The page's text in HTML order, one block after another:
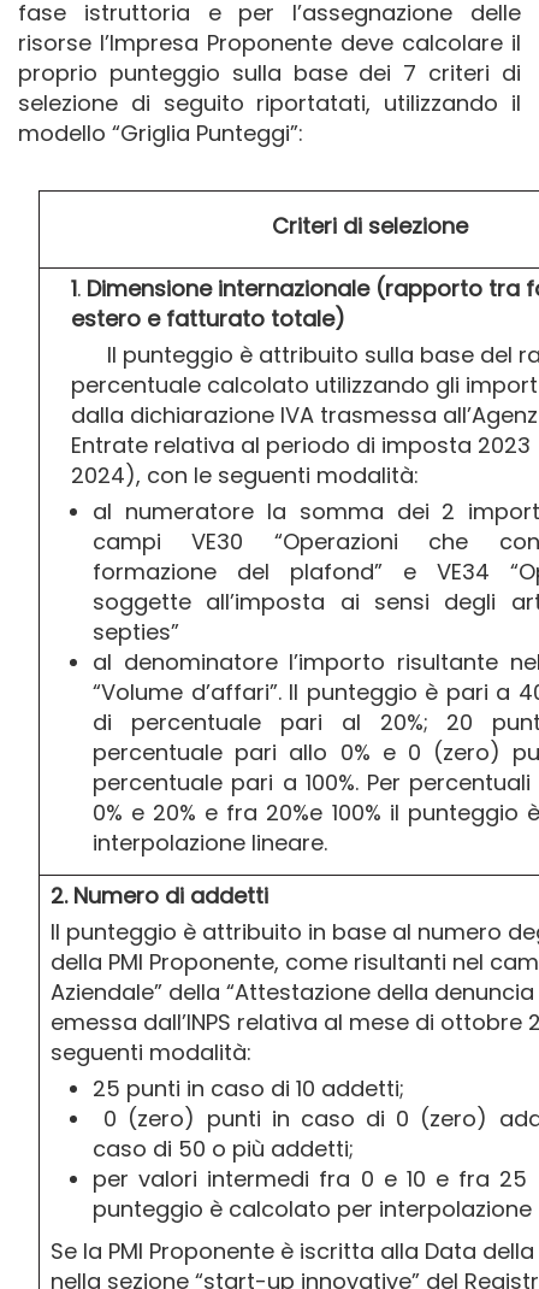
fase istruttoria e per l’assegnazione delle
risorse l’Impresa Proponente deve calcolare il
proprio punteggio sulla base dei 7 criteri di
selezione di seguito riportatati, utilizzando il
modello “Griglia Punteggi”:
Criteri di selezione
1. Dimensione internazionale (rapporto tra
estero e fatturato totale)
Il punteggio è attribuito sulla base del
percentuale calcolato utilizzando gli
dalla dichiarazione IVA trasmessa
Entrate relativa al periodo di imposta 2023
2024), con le seguenti modalità:
al numeratore la somma dei 2
campi VE30 “Operazioni che
formazione del plafond” e VE34
soggette all’imposta ai sensi degli
septies”
al denominatore l’importo risultante
“Volume d’affari”. Il punteggio è pari a
di percentuale pari al 20%; 20
percentuale pari allo 0% e 0 (zero)
percentuale pari a 100%. Per
0% e 20% e fra 20%e 100% il
interpolazione lineare.
2. Numero di addetti
Il punteggio è attribuito in base al numero
della PMI Proponente, come risultanti nel
Aziendale” della “Attestazione della
emessa dall’INPS relativa al mese di ottobre
seguenti modalità:
25 punti in caso di 10 addetti;
0 (zero) punti in caso di 0 (zero)
caso di 50 o più addetti;
per valori intermedi fra 0 e 10 e fra
punteggio è calcolato per interpolazione
Se la PMI Proponente è iscritta alla Data
nella sezione “start-up innovative” del